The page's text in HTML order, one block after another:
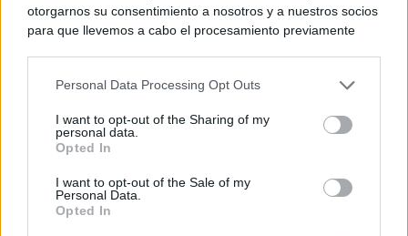
otorgarnos su consentimiento a nosotros y a nuestros socios
para que llevemos a cabo el procesamiento previamente
negar su consentimiento. Tenga en cuenta que algún
de su consentimiento, pero usted tiene el derecho de
rechazar tal procesamiento. Sus preferencias se aplicarán
cualquier momento entrando de nuevo en este sitio web o
visitando nuestra política de privacidad.
Personal Data Processing Opt Outs
I want to opt-out of the Sharing of my
personal data.
Opted In
I want to opt-out of the Sale of my
Personal Data.
Opted In